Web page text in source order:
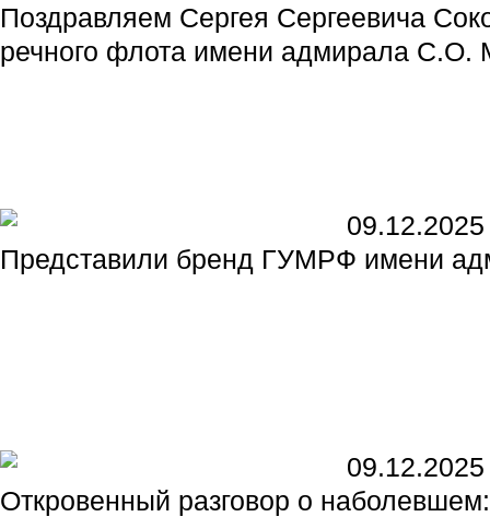
Поздравляем Сергея Сергеевича
речного флота имени адмирала С.О.
09.12.2025
Представили бренд ГУМРФ имени
09.12.2025
Откровенный разговор о